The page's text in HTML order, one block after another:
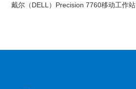
戴尔（DELL）Precision 7760移动工作站